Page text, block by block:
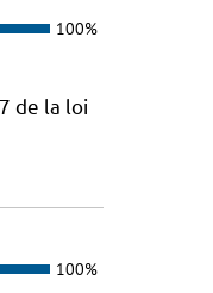
100%
de la loi
100%